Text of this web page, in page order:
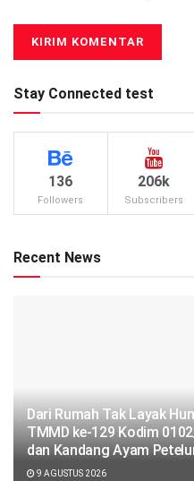
Stay Connected test
136
Followers
206k
Subscribers
Recent News
Dari Rumah Tak Layak
TMMD ke-129 Kodim
dan Kandang Ayam
9 AGUSTUS 2026